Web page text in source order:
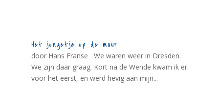
Het jongetje op de muur
door Hans Franse We waren weer in Dresden.
We zijn daar graag. Kort na de Wende kwam ik er
voor het eerst, en werd hevig aan mijn...